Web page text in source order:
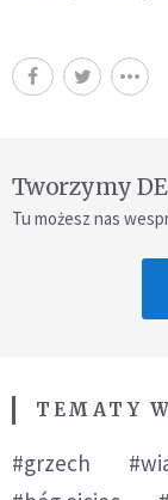
Tworzymy
Tu możesz nas
TEMATY
#grzech